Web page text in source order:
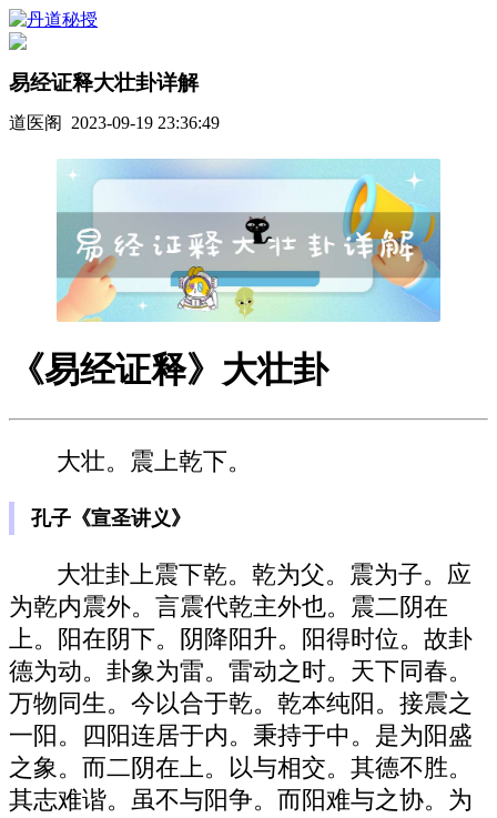
易经证释大壮卦详解
道医阁 2023-09-19 23:36:49
《易经证释》大壮卦
大壮。震上乾下。
孔子《宣圣讲义》
大壮卦上震下乾。乾为父。震为子。应
为乾内震外。言震代乾主外也。震二阴在
上。阳在阴下。阴降阳升。阳得时位。故卦
德为动。卦象为雷。雷动之时。天下同春。
万物同生。今以合于乾。乾本纯阳。接震之
一阳。四阳连居于内。秉持于中。是为阳盛
之象。而二阴在上。以与相交。其德不胜。
其志难谐。虽不与阳争。而阳难与之协。为